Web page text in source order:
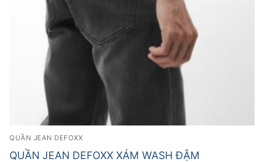
QUẦN JEAN DEFOXX
QUẦN JEAN DEFOXX XÁM WASH ĐẬM